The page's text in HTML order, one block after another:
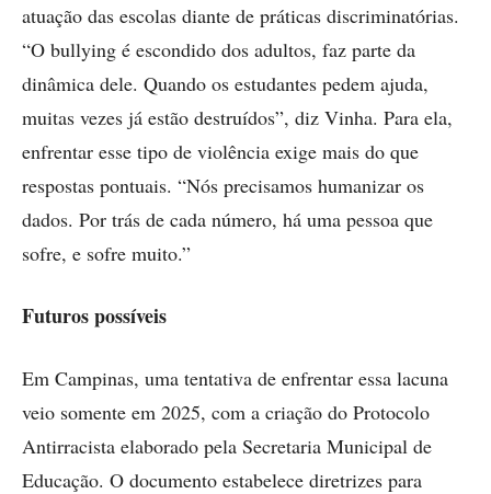
atuação das escolas diante de práticas discriminatórias.
“O bullying é escondido dos adultos, faz parte da
dinâmica dele. Quando os estudantes pedem ajuda,
muitas vezes já estão destruídos”, diz Vinha. Para ela,
enfrentar esse tipo de violência exige mais do que
respostas pontuais. “Nós precisamos humanizar os
dados. Por trás de cada número, há uma pessoa que
sofre, e sofre muito.”
Futuros possíveis
Em Campinas, uma tentativa de enfrentar essa lacuna
veio somente em 2025, com a criação do Protocolo
Antirracista elaborado pela Secretaria Municipal de
Educação. O documento estabelece diretrizes para